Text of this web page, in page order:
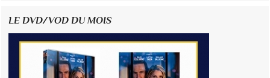
LE DVD/VOD DU MOIS